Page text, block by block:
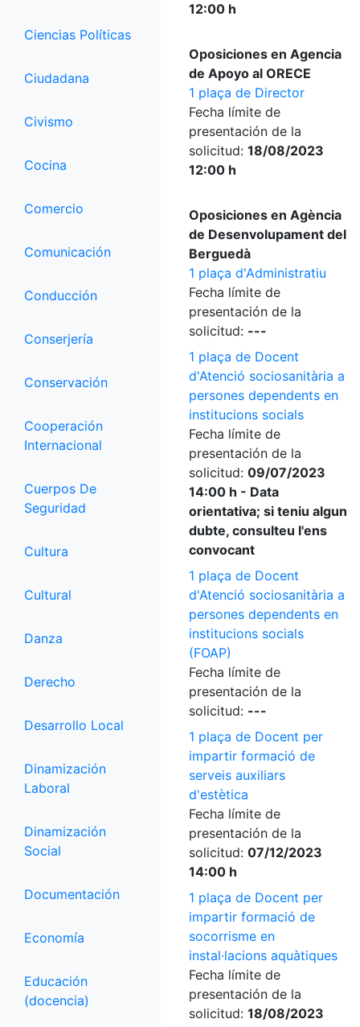
Ciencias Políticas
Ciudadana
Civismo
Cocina
Comercio
Comunicación
Conducción
Conserjería
Conservación
Cooperación
Internacional
Cuerpos De
Seguridad
Cultura
Cultural
Danza
Derecho
Desarrollo Local
Dinamización
Laboral
Dinamización
Social
Documentación
Economía
Educación
(docencia)
12:00 h
Oposiciones en Agencia
de Apoyo al ORECE
1 plaça de Director
Fecha límite de
presentación de la
solicitud: 18/08/2023
12:00 h
Oposiciones en Agència
de Desenvolupament del
Berguedà
1 plaça d'Administratiu
Fecha límite de
presentación de la
solicitud: ---
1 plaça de Docent
d'Atenció sociosanitària a
persones dependents en
institucions socials
Fecha límite de
presentación de la
solicitud: 09/07/2023
14:00 h - Data
orientativa; si teniu algun
dubte, consulteu l'ens
convocant
1 plaça de Docent
d'Atenció sociosanitària a
persones dependents en
institucions socials
(FOAP)
Fecha límite de
presentación de la
solicitud: ---
1 plaça de Docent per
impartir formació de
serveis auxiliars
d'estètica
Fecha límite de
presentación de la
solicitud: 07/12/2023
14:00 h
1 plaça de Docent per
impartir formació de
socorrisme en
instal·lacions aquàtiques
Fecha límite de
presentación de la
solicitud: 18/08/2023